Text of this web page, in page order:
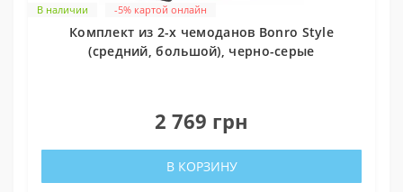
В наличии -5% картой онлайн
Комплект из 2-х чемоданов Bonro Style
(средний, большой), черно-серые
2 769 грн
В КОРЗИНУ